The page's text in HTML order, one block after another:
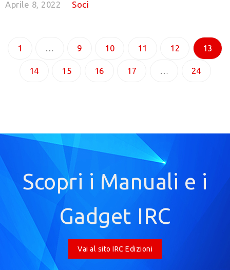
Aprile 8, 2022 Soci
1 9 10 11 12 13
14 15 16 17 24
Scopri i Manuali e i
Gadget IRC
Vai al sito IRC Edizioni